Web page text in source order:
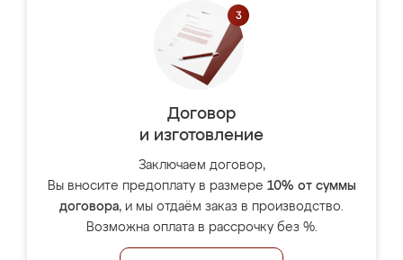
Договор
и изготовление
Заключаем договор,
Вы вносите предоплату в размере 10% от суммы
договора, и мы отдаём заказ в производство.
Возможна оплата в рассрочку без %.